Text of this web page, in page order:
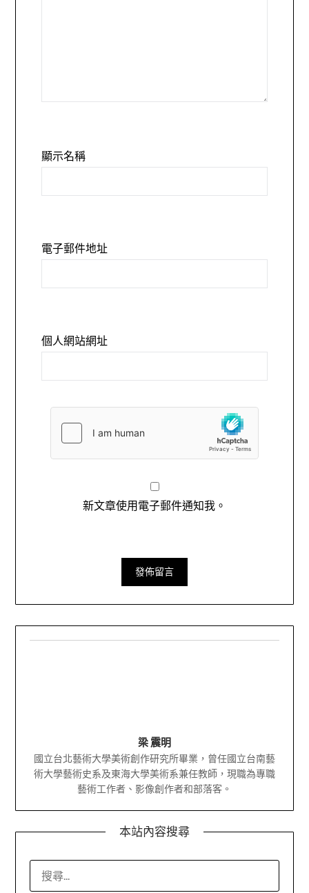
顯示名稱
電子郵件地址
個人網站網址
新文章使用電子郵件通知我。
梁 震明
國立台北藝術大學美術創作研究所畢業，曾任國立台南藝
術大學藝術史系及東海大學美術系兼任教師，現職為專職
藝術工作者、影像創作者和部落客。
本站內容搜尋